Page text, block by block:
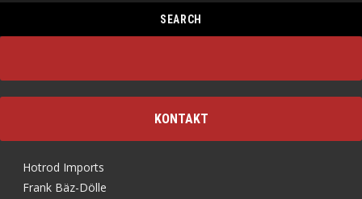
KONTAKT
Hotrod Imports
Frank Bäz-Dölle